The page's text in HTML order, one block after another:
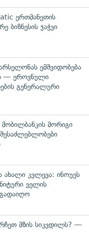
ერთმანეთის
ბიზნესის ჯაჭვი
ემშვიდობება
— ეროვნული
გენერალური
მორიგი
ახალი კვლევა: ინოუეს
ველის
მზის სიკვდილს? —